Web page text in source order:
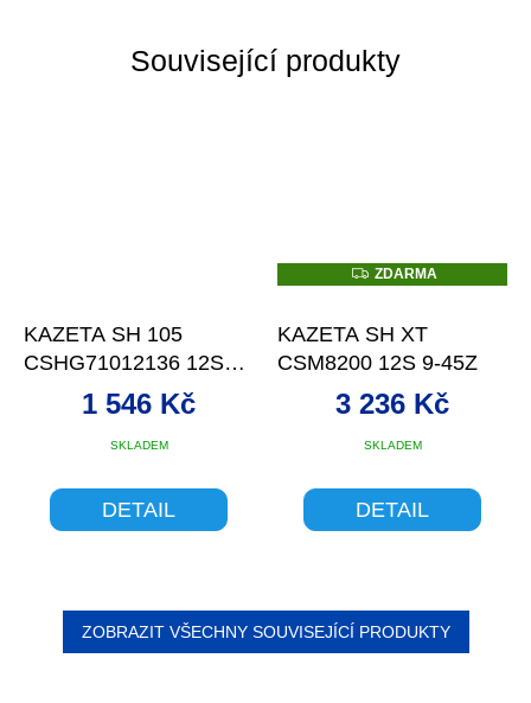
Související produkty
KAZETA SH 105
CSHG71012136 12S
11-36Z
SKLADEM
1 546 Kč
DETAIL
Z
D
M
A
ZDARMA
KAZETA SH XT
CSM8200 12S 9-45Z
SKLADEM
3 236 Kč
DETAIL
ZOBRAZIT VŠECHNY SOUVISEJÍCÍ PRODUKTY